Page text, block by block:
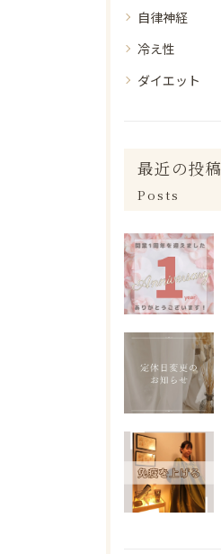
自律神経
冷え性
ダイエット
最近の投稿
Posts